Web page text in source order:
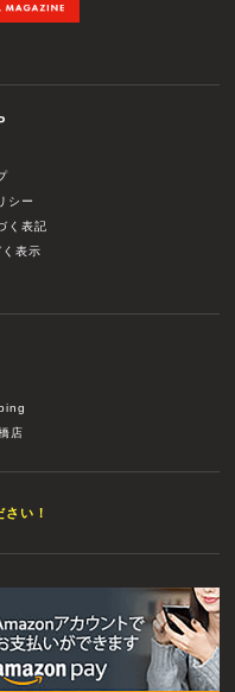
シー
く表記
表示
店
い！